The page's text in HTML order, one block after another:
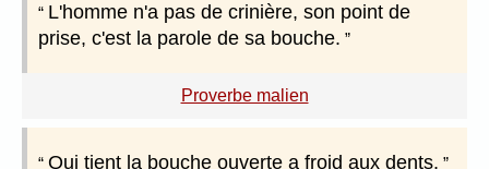
L'homme n'a pas de crinière, son point de
prise, c'est la parole de sa bouche.
Proverbe malien
Qui tient la bouche ouverte a froid aux dents.